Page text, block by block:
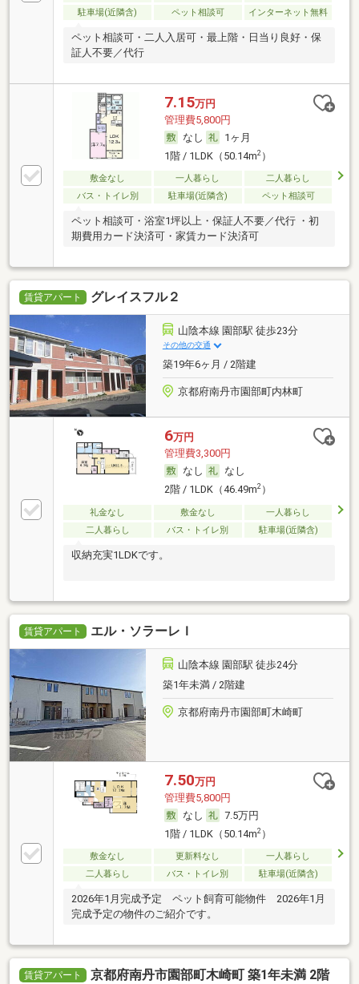
駐車場(近隣含)
ペット相談可 インターネット無料
ペット相談可・二人入居可・最上階・日当り良好・保
証人不要／代行
7.15万円
管理費5,800円
なし
1ヶ月
1階 / 1LDK（50.14m2）
敷金なし 一人暮らし
二人暮らし
バス・トイレ別
駐車場(近隣含) ペット相談可
ペット相談可・浴室1坪以上・保証人不要／代行 ・初
期費用カード決済可・家賃カード決済可
賃貸アパート グレイスフル２
山陰本線 園部駅 徒歩23分
その他の交通
築19年6ヶ月 / 2階建
京都府南丹市園部町内林町
6万円
管理費3,300円
なし
なし
2階 / 1LDK（46.49m2）
礼金なし 敷金なし
一人暮らし
二人暮らし
バス・トイレ別 駐車場(近隣含)
収納充実1LDKです。
賃貸アパート エル・ソラーレＩ
山陰本線 園部駅 徒歩24分
築1年未満 / 2階建
京都府南丹市園部町木崎町
7.50万円
管理費5,800円
なし
7.5万円
1階 / 1LDK（50.14m2）
敷金なし 更新料なし
一人暮らし
二人暮らし
バス・トイレ別 駐車場(近隣含)
2026年1月完成予定 ペット飼育可能物件 2026年1月
完成予定の物件のご紹介です。
賃貸アパート
京都府南丹市園部町木崎町 築1年未満 2階